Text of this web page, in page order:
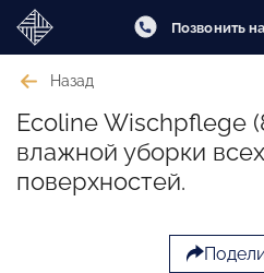
Позвонить
Назад
Ecoline Wischpflege
влажной уборки
поверхностей.